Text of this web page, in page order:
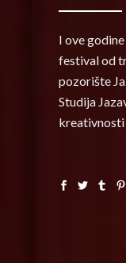
I ove
festival od
pozorište
Studija
kreativnosti